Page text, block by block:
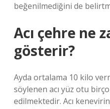
beğenilmediğini de
Acı çehre ne
gösterir?
Ayda ortalama 10 kilo
söylenen acı yüz otu
edilmektedir. Acı